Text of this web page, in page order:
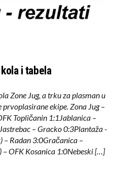
i tabela
Zone Jug, a trku za plasman u
ekipe. Zona Jug –
Topličanin 1:1Jablanica –
– Gracko 0:3Plantaža -
– Radan 3:0Gračanica –
– OFK Kosanica 1:0Nebeski […]